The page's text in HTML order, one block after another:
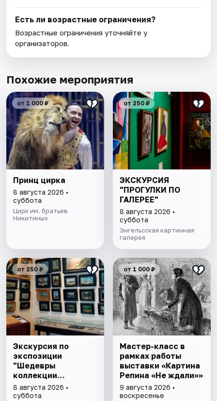
Есть ли возрастные ограничения?
Возрастные ограничения уточняйте у
организаторов.
Похожие мероприятия
от 1 000 ₽
Принц цирка
8 августа 2026 •
суббота
Цирк им. братьев
Никитиных
от 250 ₽
ЭКСКУРСИЯ
"ПРОГУЛКИ ПО
ГАЛЕРЕЕ"
8 августа 2026 •
суббота
Энгельсская картинная
галерея
от 250 ₽
Экскурсия по
экспозиции
"Шедевры
коллекции
Радищевского
музея"
8 августа 2026 •
суббота
от 1 000 ₽
Мастер-класс в
рамках работы
выставки «Картина
Репина «Не ждали»»
9 августа 2026 •
воскресенье